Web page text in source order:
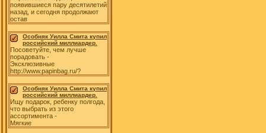
появившиеся пару десятилетий
назад, и сегодня продолжают
остав
Особняк Уилла Смита купил
российский миллиардер.
Посоветуйте, чем лучше
порадовать -
Эксклюзивные
http://www.papinbag.ru/?
Особняк Уилла Смита купил
российский миллиардер.
Ищу подарок, ребенку полгода,
что выбрать из этого
ассортимента -
Мягкие